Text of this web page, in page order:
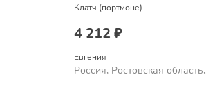
Клатч (портмоне)
4 212 ₽
Евгения
Россия, Ростовская область,